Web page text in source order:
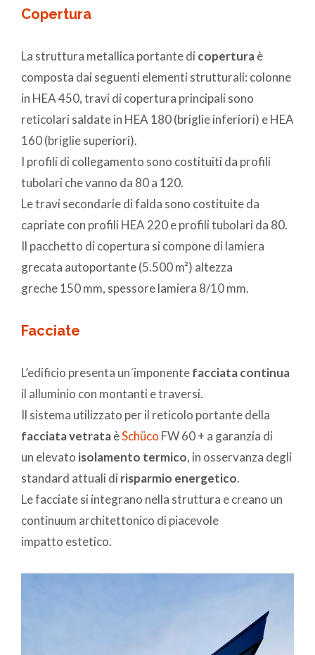
Copertura
La struttura metallica portante di coperturaè
composta dai seguenti elementi strutturali: colonne
in HEA 450, travi di copertura principali sono
reticolari saldate in HEA 180 (briglie inferiori) e HEA
160 (briglie superiori).
I profili di collegamento sono costituiti da profili
tubolari che vanno da 80 a 120.
Le travi secondarie di falda sono costituite da
capriate con profili HEA 220 e profili tubolari da 80.
Il pacchetto di copertura si compone di lamiera
grecata autoportante (5.500 m²) altezza
greche 150 mm, spessore lamiera 8/10 mm.
Facciate
L’edificio presenta un´imponentefacciata continua
il alluminio con montanti e traversi.
Il sistema utilizzato per il reticolo portante della
facciata vetrataèSchüco FW 60 + a garanzia di
un elevato isolamento termico, in osservanza degli
standard attuali di risparmio energetico.
Le facciate si integrano nella struttura e creano un
continuum architettonico di piacevole
impatto estetico.